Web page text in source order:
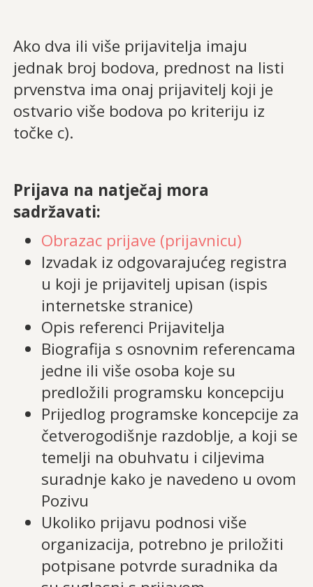
Ako dva ili više prijavitelja imaju
jednak broj bodova, prednost na listi
prvenstva ima onaj prijavitelj koji je
ostvario više bodova po kriteriju iz
točke c).
Prijava na natječaj mora
sadržavati:
Obrazac prijave (prijavnicu)
Izvadak iz odgovarajućeg registra
u koji je prijavitelj upisan (ispis
internetske stranice)
Opis referenci Prijavitelja
Biografija s osnovnim referencama
jedne ili više osoba koje su
predložili programsku koncepciju
Prijedlog programske koncepcije za
četverogodišnje razdoblje, a koji se
temelji na obuhvatu i ciljevima
suradnje kako je navedeno u ovom
Pozivu
Ukoliko prijavu podnosi više
organizacija, potrebno je priložiti
potpisane potvrde suradnika da